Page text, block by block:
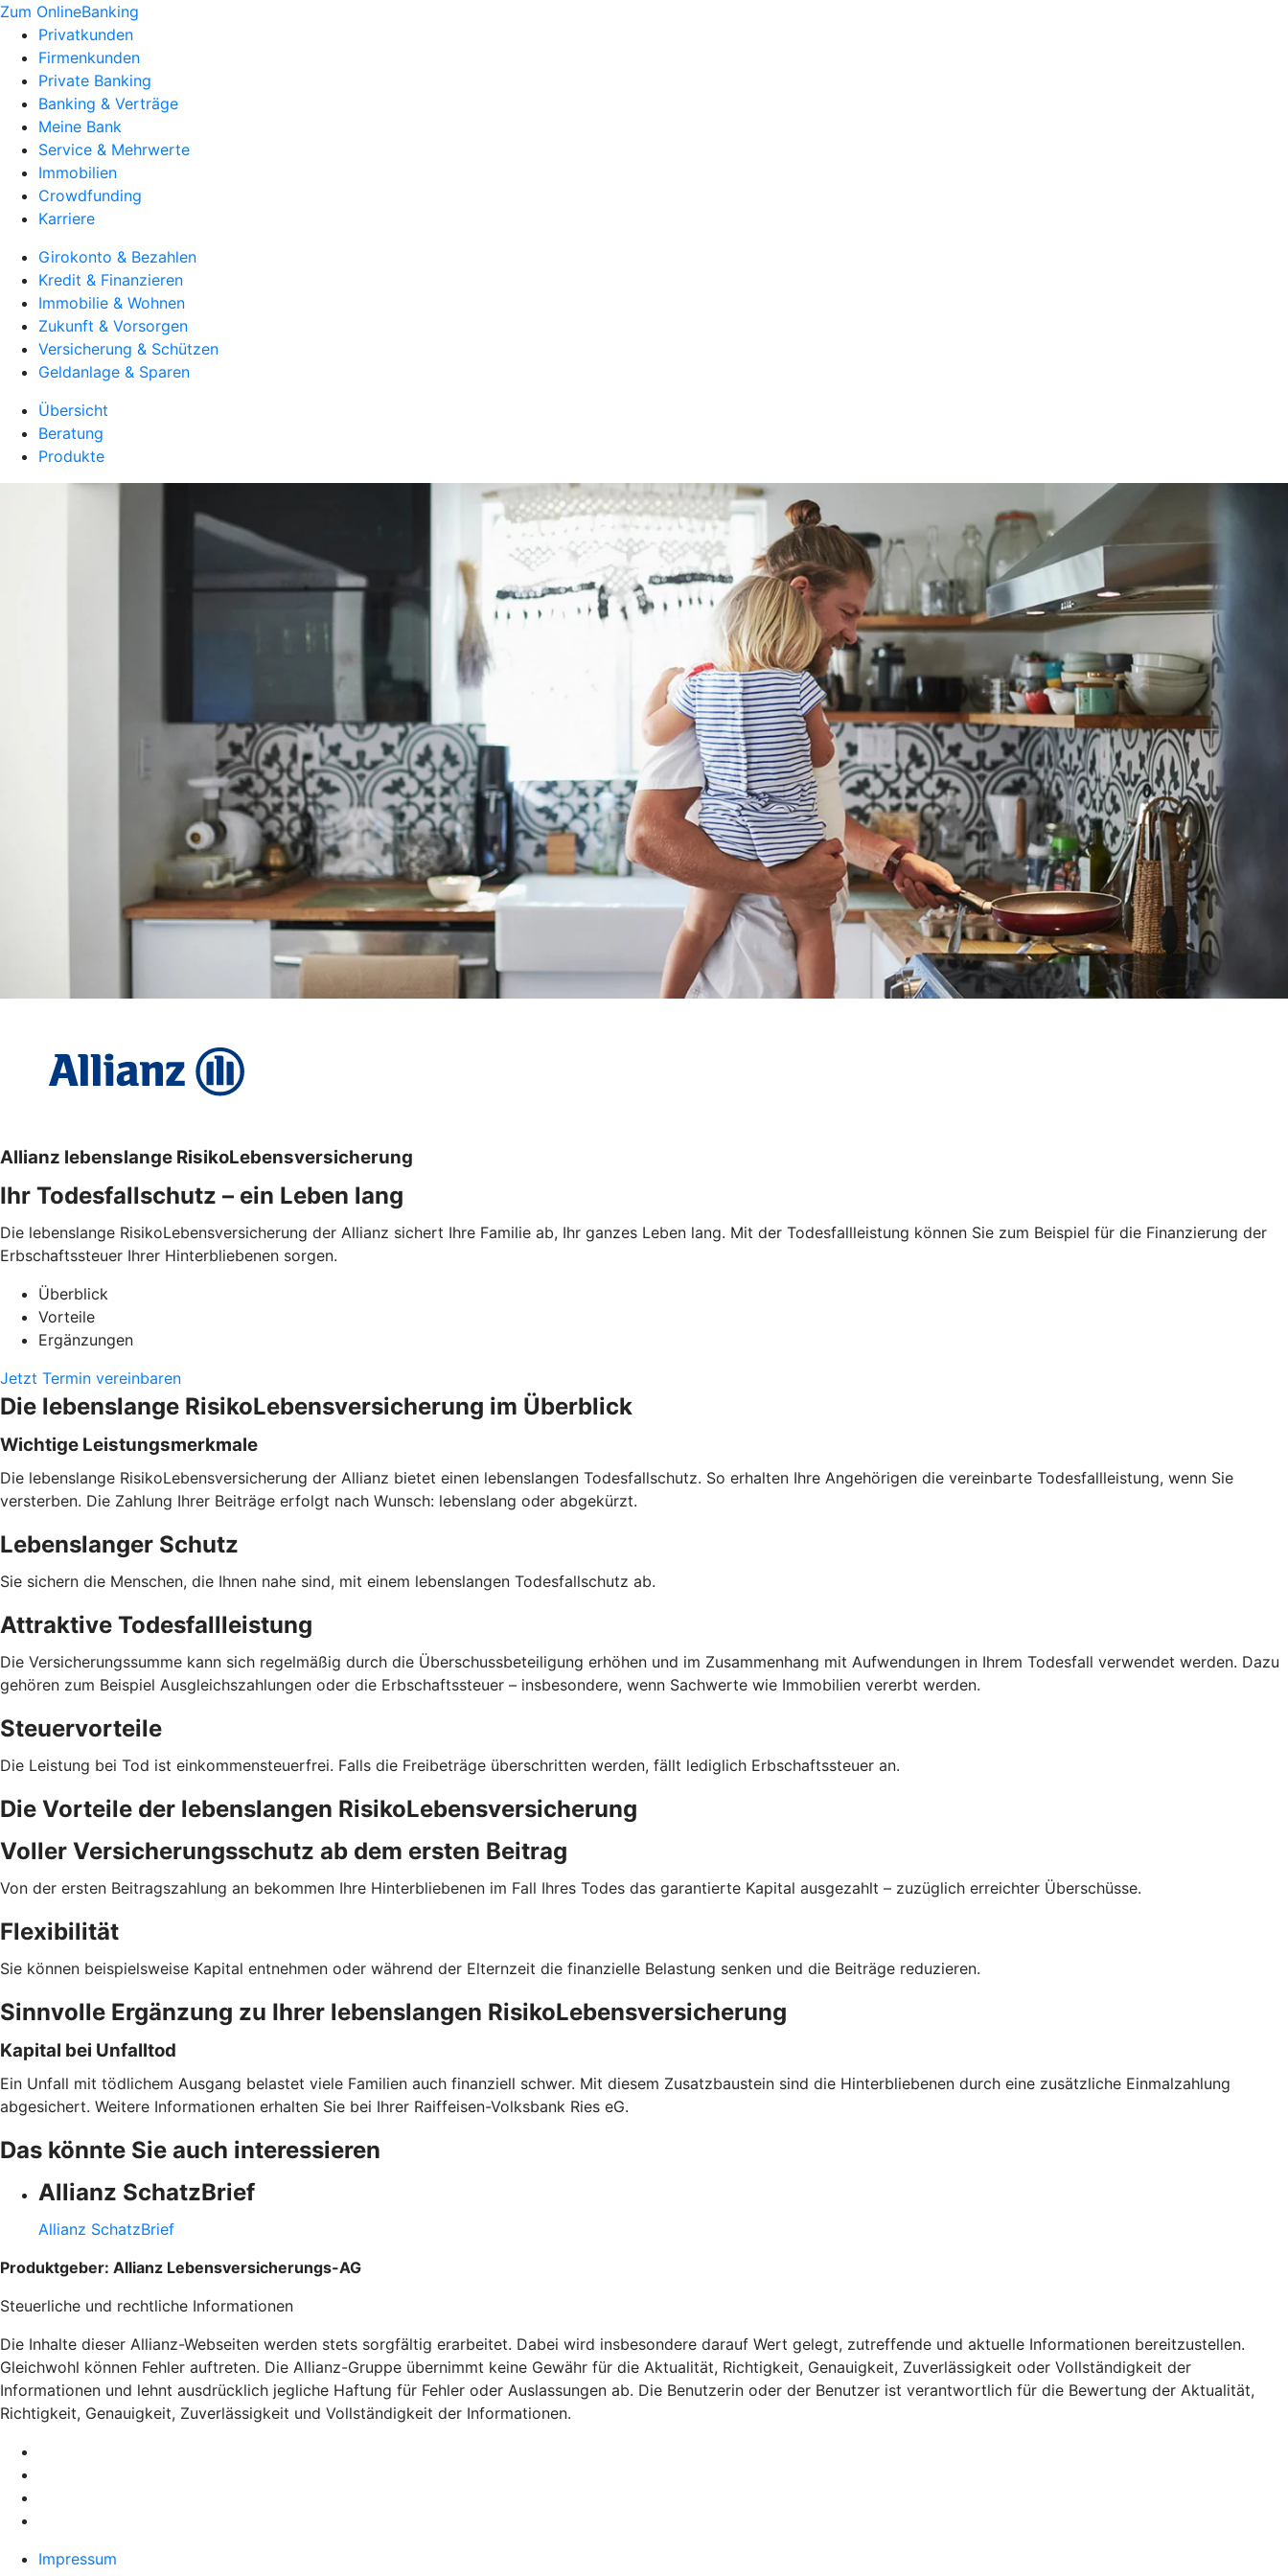
Zum OnlineBanking
Privatkunden
Firmenkunden
Private Banking
Banking & Verträge
Meine Bank
Service & Mehrwerte
Immobilien
Crowdfunding
Karriere
Girokonto & Bezahlen
Kredit & Finanzieren
Immobilie & Wohnen
Zukunft & Vorsorgen
Versicherung & Schützen
Geldanlage & Sparen
Übersicht
Beratung
Produkte
Allianz lebenslange RisikoLebensversicherung
Ihr Todesfallschutz – ein Leben lang
Die lebenslange RisikoLebensversicherung der Allianz sichert Ihre Familie ab, Ihr ganzes Leben lang. Mit der Todesfallleistung können Sie zum Beispiel für die Finanzierung der
Erbschaftssteuer Ihrer Hinterbliebenen sorgen.
Überblick
Vorteile
Ergänzungen
Jetzt Termin vereinbaren
Die lebenslange RisikoLebensversicherung im Überblick
Wichtige Leistungsmerkmale
Die lebenslange RisikoLebensversicherung der Allianz bietet einen lebenslangen Todesfallschutz. So erhalten Ihre Angehörigen die vereinbarte Todesfallleistung, wenn Sie
versterben. Die Zahlung Ihrer Beiträge erfolgt nach Wunsch: lebenslang oder abgekürzt.
Lebenslanger Schutz
Sie sichern die Menschen, die Ihnen nahe sind, mit einem lebenslangen Todesfallschutz ab.
Attraktive Todesfallleistung
Die Versicherungssumme kann sich regelmäßig durch die Überschussbeteiligung erhöhen und im Zusammenhang mit Aufwendungen in Ihrem Todesfall verwendet werden. Dazu
gehören zum Beispiel Ausgleichszahlungen oder die Erbschaftssteuer – insbesondere, wenn Sachwerte wie Immobilien vererbt werden.
Steuervorteile
Die Leistung bei Tod ist einkommensteuerfrei. Falls die Freibeträge überschritten werden, fällt lediglich Erbschaftssteuer an.
Die Vorteile der lebenslangen RisikoLebensversicherung
Voller Versicherungs­schutz ab dem ersten Beitrag
Von der ersten Beitragszahlung an bekommen Ihre Hinterbliebenen im Fall Ihres Todes das garantierte Kapital ausgezahlt – zuzüglich erreichter Überschüsse.
Flexibilität
Sie können beispielsweise Kapital entnehmen oder während der Elternzeit die finanzielle Belastung senken und die Beiträge reduzieren.
Sinnvolle Ergänzung zu Ihrer lebenslangen RisikoLebensversicherung
Kapital bei Unfalltod
Ein Unfall mit tödlichem Ausgang belastet viele Familien auch finanziell schwer. Mit diesem Zusatzbaustein sind die Hinterbliebenen durch eine zusätzliche Einmalzahlung
abgesichert. Weitere Informationen erhalten Sie bei Ihrer Raiffeisen-Volksbank Ries eG.
Das könnte Sie auch interessieren
Allianz SchatzBrief
Allianz SchatzBrief
Produktgeber: Allianz Lebensversicherungs-AG
Steuerliche und rechtliche Informationen
Die Inhalte dieser Allianz-Webseiten werden stets sorgfältig erarbeitet. Dabei wird insbesondere darauf Wert gelegt, zutreffende und aktuelle Informationen bereitzustellen.
Gleichwohl können Fehler auftreten. Die Allianz-Gruppe übernimmt keine Gewähr für die Aktualität, Richtigkeit, Genauigkeit, Zuverlässigkeit oder Vollständigkeit der
Informationen und lehnt ausdrücklich jegliche Haftung für Fehler oder Auslassungen ab. Die Benutzerin oder der Benutzer ist verantwortlich für die Bewertung der Aktualität,
Richtigkeit, Genauigkeit, Zuverlässigkeit und Vollständigkeit der Informationen.
Impressum